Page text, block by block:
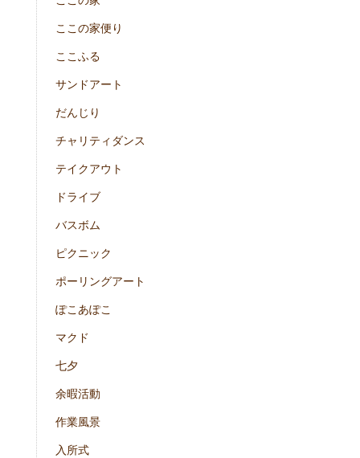
ここの家便り
ここふる
サンドアート
だんじり
チャリティダンス
テイクアウト
ドライブ
バスボム
ピクニック
ポーリングアート
ぽこあぽこ
マクド
七夕
余暇活動
作業風景
入所式